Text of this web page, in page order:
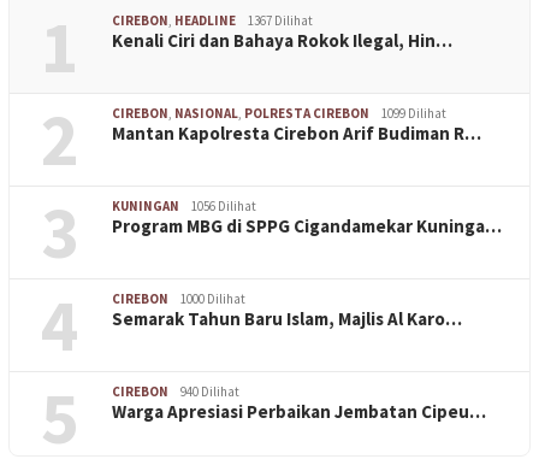
1 CIREBON, HEADLINE 1367 Dilihat
Kenali Ciri dan Bahaya Rokok Ilegal, Hin…
2 CIREBON, NASIONAL, POLRESTA CIREBON 1099 Dilihat
Mantan Kapolresta Cirebon Arif Budiman R…
3 KUNINGAN 1056 Dilihat
Program MBG di SPPG Cigandamekar Kuninga…
4 CIREBON 1000 Dilihat
Semarak Tahun Baru Islam, Majlis Al Karo…
5 CIREBON 940 Dilihat
Warga Apresiasi Perbaikan Jembatan Cipeu…